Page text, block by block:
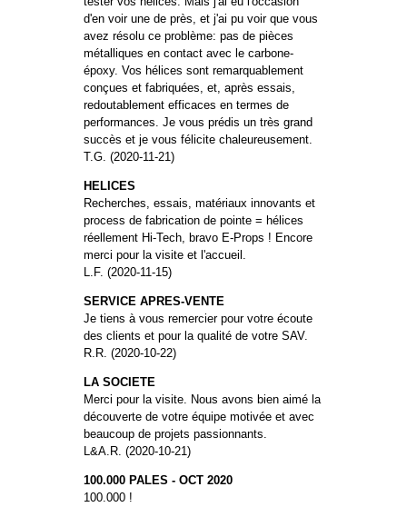
d'en voir une de près, et j'ai pu voir que vous
avez résolu ce problème: pas de pièces
métalliques en contact avec le carbone-
époxy. Vos hélices sont remarquablement
conçues et fabriquées, et, après essais,
redoutablement efficaces en termes de
performances. Je vous prédis un très grand
succès et je vous félicite chaleureusement.
T.G. (2020-11-21)
HELICES
Recherches, essais, matériaux innovants et
process de fabrication de pointe = hélices
réellement Hi-Tech, bravo E-Props ! Encore
merci pour la visite et l'accueil.
L.F. (2020-11-15)
SERVICE APRES-VENTE
Je tiens à vous remercier pour votre écoute
des clients et pour la qualité de votre SAV.
R.R. (2020-10-22)
LA SOCIETE
Merci pour la visite. Nous avons bien aimé la
découverte de votre équipe motivée et avec
beaucoup de projets passionnants.
L&A.R. (2020-10-21)
100.000 PALES - OCT 2020
100.000 !